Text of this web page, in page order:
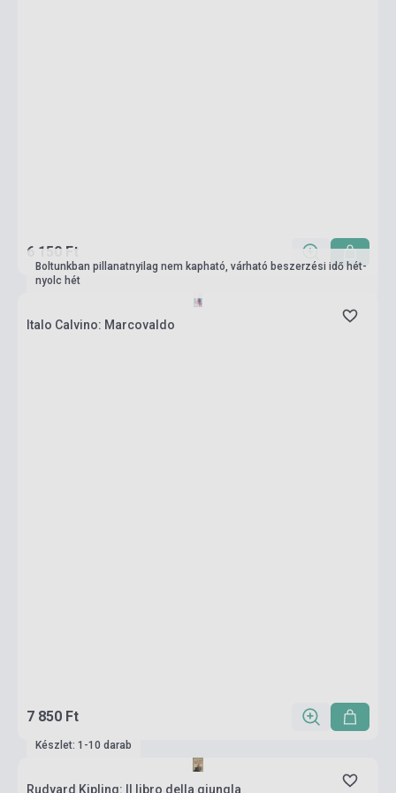
6 150 Ft
Boltunkban pillanatnyilag nem kapható, várható beszerzési idő hét-
nyolc hét
Italo Calvino: Marcovaldo
7 850 Ft
Készlet: 1-10 darab
Rudyard Kipling: Il libro della giungla